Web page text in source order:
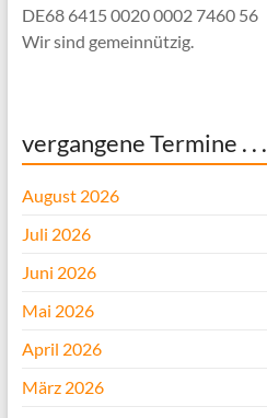
DE68 6415 0020 0002 7460 56
Wir sind gemeinnützig.
vergangene Termine . . .
August 2026
Juli 2026
Juni 2026
Mai 2026
April 2026
März 2026